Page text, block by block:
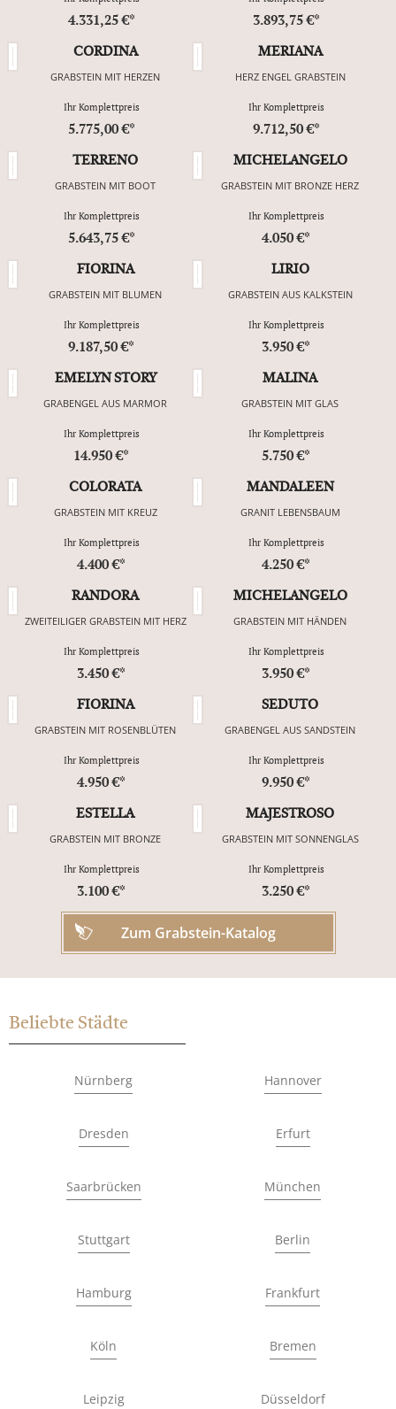
4.331,25 €* 3.893,75 €*
CORDINA
GRABSTEIN MIT HERZEN
Ihr Komplettpreis
5.775,00 €*
MERIANA
HERZ ENGEL GRABSTEIN
Ihr Komplettpreis
9.712,50 €*
TERRENO
GRABSTEIN MIT BOOT
Ihr Komplettpreis
5.643,75 €*
MICHELANGELO
GRABSTEIN MIT BRONZE HERZ
Ihr Komplettpreis
4.050 €*
FIORINA
GRABSTEIN MIT BLUMEN
Ihr Komplettpreis
9.187,50 €*
LIRIO
GRABSTEIN AUS KALKSTEIN
Ihr Komplettpreis
3.950 €*
EMELYN STORY
GRABENGEL AUS MARMOR
Ihr Komplettpreis
14.950 €*
MALINA
GRABSTEIN MIT GLAS
Ihr Komplettpreis
5.750 €*
COLORATA
GRABSTEIN MIT KREUZ
Ihr Komplettpreis
4.400 €*
MANDALEEN
GRANIT LEBENSBAUM
Ihr Komplettpreis
4.250 €*
RANDORA
ZWEITEILIGER GRABSTEIN MIT HERZ
Ihr Komplettpreis
3.450 €*
MICHELANGELO
GRABSTEIN MIT HÄNDEN
Ihr Komplettpreis
3.950 €*
FIORINA
GRABSTEIN MIT ROSENBLÜTEN
Ihr Komplettpreis
4.950 €*
SEDUTO
GRABENGEL AUS SANDSTEIN
Ihr Komplettpreis
9.950 €*
ESTELLA
GRABSTEIN MIT BRONZE
Ihr Komplettpreis
3.100 €*
MAJESTROSO
GRABSTEIN MIT SONNENGLAS
Ihr Komplettpreis
3.250 €*
Zum Grabstein-Katalog
Beliebte Städte
Nürnberg Hannover
Dresden Erfurt
Saarbrücken München
Stuttgart Berlin
Hamburg Frankfurt
Köln Bremen
Leipzig Düsseldorf